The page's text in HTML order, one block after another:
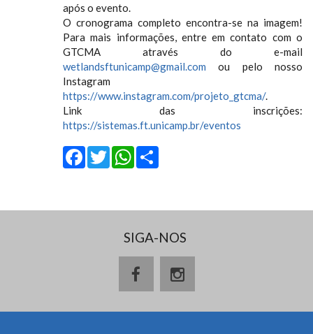
após o evento.
O cronograma completo encontra-se na imagem!
Para mais informações, entre em contato com o
GTCMA através do e-mail
wetlandsftunicamp@gmail.com ou pelo nosso
Instagram
https://www.instagram.com/projeto_gtcma/.
Link das inscrições:
https://sistemas.ft.unicamp.br/eventos
Facebook
Twitter
WhatsApp
SIGA-NOS